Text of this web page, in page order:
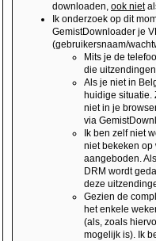
downloaden, ook niet
Ik onderzoek op dit
GemistDownloader je
(gebruikersnaam/
Mits je de
die
Als je niet in
huidige situatie.
niet in je
via
Ik ben zelf niet
niet bekeken op
aangeboden.
DRM wordt
deze
Gezien de
het enkele
(als, zoals
mogelijk is). Ik